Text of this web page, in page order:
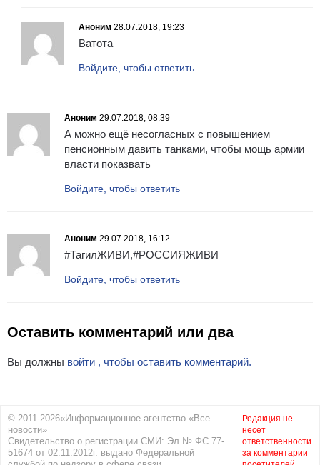
Аноним 28.07.2018, 19:23
Ватота
Войдите, чтобы ответить
Аноним 29.07.2018, 08:39
А можно ещё несогласных с повышением
пенсионным давить танками, чтобы мощь армии
власти показвать
Войдите, чтобы ответить
Аноним 29.07.2018, 16:12
#ТагилЖИВИ,#РОССИЯЖИВИ
Войдите, чтобы ответить
Оставить комментарий или два
Вы должны войти , чтобы оставить комментарий.
© 2011-2026«Информационное агентство «Все
новости»
Свидетельство о регистрации СМИ: Эл № ФС 77-
51674 от 02.11.2012г. выдано Федеральной
Редакция не
несет
ответственности
за комментарии